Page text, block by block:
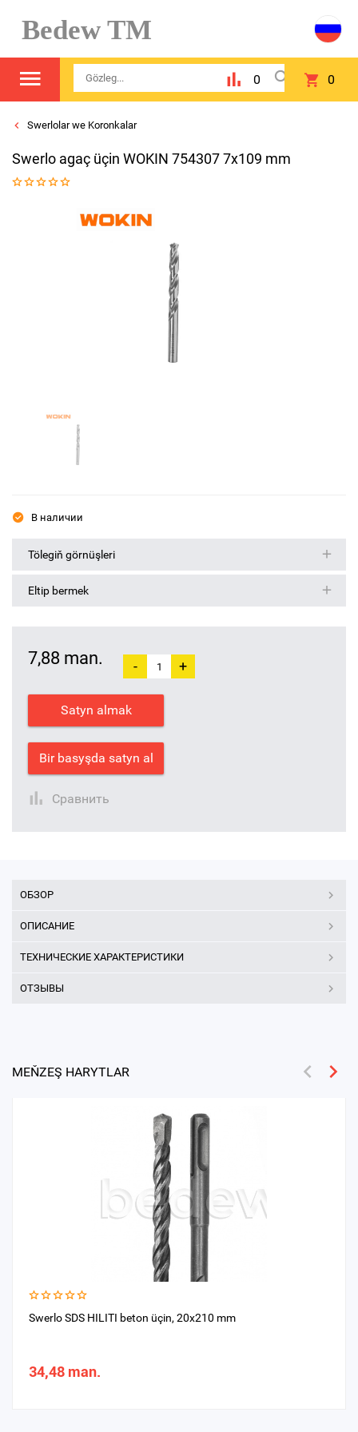
Bedew TM
0 0
Swerlolar we Koronkalar
Swerlo agaç üçin WOKIN 754307 7x109 mm
В наличии
Tölegiň görnüşleri
Eltip bermek
7,88 man. - +
Satyn almak
Bir basyşda satyn al
Сравнить
ОБЗОР
ОПИСАНИЕ
ТЕХНИЧЕСКИЕ ХАРАКТЕРИСТИКИ
ОТЗЫВЫ
MEŇZEŞ HARYTLAR
Swerlo SDS HILITI beton üçin, 20х210 mm
34,48 man.